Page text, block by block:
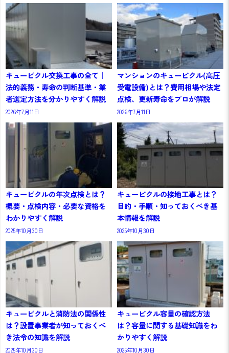
キュービクル交換工事の全て｜
法的義務・寿命の判断基準・業
者選定方法を分かりやすく解説
2026年7月11日
マンションのキュービクル(高圧
受電設備)とは？費用相場や法定
点検、更新寿命をプロが解説
2026年7月11日
キュービクルの年次点検とは？
概要・点検内容・必要な資格を
わかりやすく解説
2025年10月30日
キュービクルの接地工事とは？
目的・手順・知っておくべき基
本情報を解説
2025年10月30日
キュービクルと消防法の関係性
は？設置事業者が知っておくべ
き法令の知識を解説
2025年10月30日
キュービクル容量の確認方法
は？容量に関する基礎知識をわ
かりやすく解説
2025年10月30日